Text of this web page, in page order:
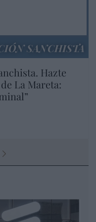
SANCHISTA
Hazte
La Mareta: